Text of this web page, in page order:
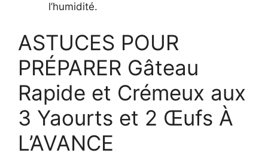
l’humidité.
ASTUCES POUR
PRÉPARER Gâteau
Rapide et Crémeux aux
3 Yaourts et 2 Œufs À
L’AVANCE